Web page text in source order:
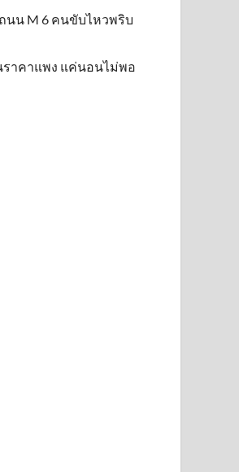
นน M 6 คนขับไหวพริบ
ราคาแพง แค่นอนไม่พอ